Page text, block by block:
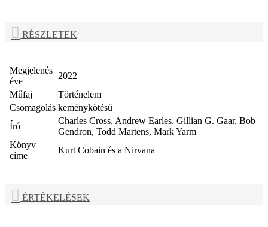
RÉSZLETEK
Megjelenés
éve
2022
Műfaj
Történelem
Csomagolás keménykötésű
Író
Charles Cross, Andrew Earles, Gillian G. Gaar, Bob
Gendron, Todd Martens, Mark Yarm
Könyv
címe
Kurt Cobain és a Nirvana
ÉRTÉKELÉSEK